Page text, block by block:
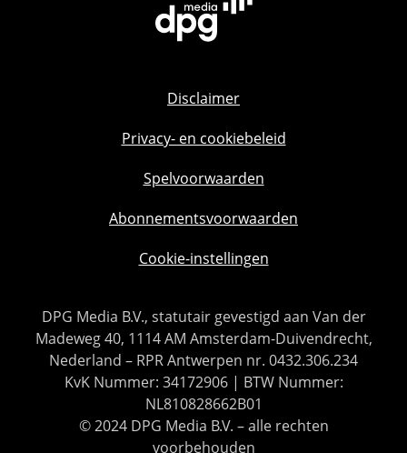
Disclaimer
Privacy- en cookiebeleid
Spelvoorwaarden
Abonnementsvoorwaarden
Cookie-instellingen
DPG Media B.V., statutair gevestigd aan Van der
Madeweg 40, 1114 AM Amsterdam-Duivendrecht,
Nederland – RPR Antwerpen nr. 0432.306.234
KvK Nummer: 34172906 | BTW Nummer:
NL810828662B01
© 2024 DPG Media B.V. – alle rechten
voorbehouden